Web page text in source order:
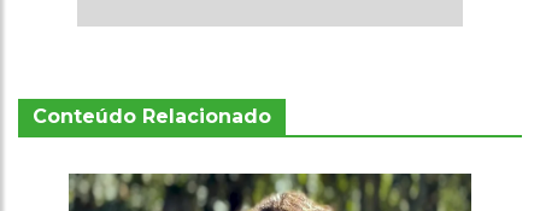
Conteúdo Relacionado